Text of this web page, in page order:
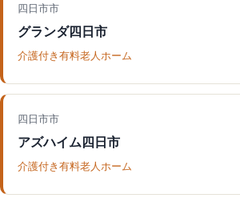
四日市市
グランダ四日市
介護付き有料老人ホーム
四日市市
アズハイム四日市
介護付き有料老人ホーム